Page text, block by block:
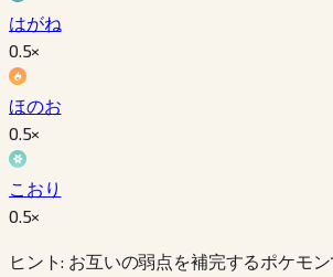
はがね
0.5×
ほのお
0.5×
こおり
0.5×
ヒント: お互いの弱点を補完するポケモ